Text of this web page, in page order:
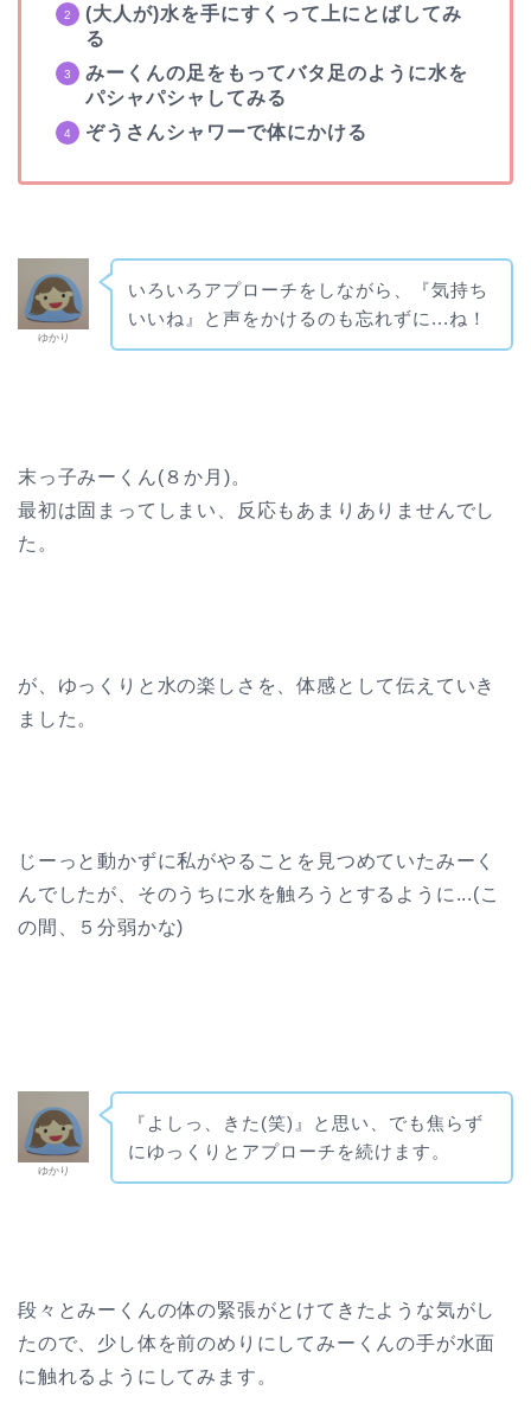
(大人が)水を手にすくって上にとばしてみ
る
みーくんの足をもってバタ足のように水を
パシャパシャしてみる
ぞうさんシャワーで体にかける
ゆかり
いろいろアプローチをしながら、『気持ち
いいね』と声をかけるのも忘れずに...ね！
末っ子みーくん(８か月)。
最初は固まってしまい、反応もあまりありませんでし
た。
が、ゆっくりと水の楽しさを、体感として伝えていき
ました。
じーっと動かずに私がやることを見つめていたみーく
んでしたが、そのうちに水を触ろうとするように...(こ
の間、５分弱かな)
ゆかり
『よしっ、きた(笑)』と思い、でも焦らず
にゆっくりとアプローチを続けます。
段々とみーくんの体の緊張がとけてきたような気がし
たので、少し体を前のめりにしてみーくんの手が水面
に触れるようにしてみます。